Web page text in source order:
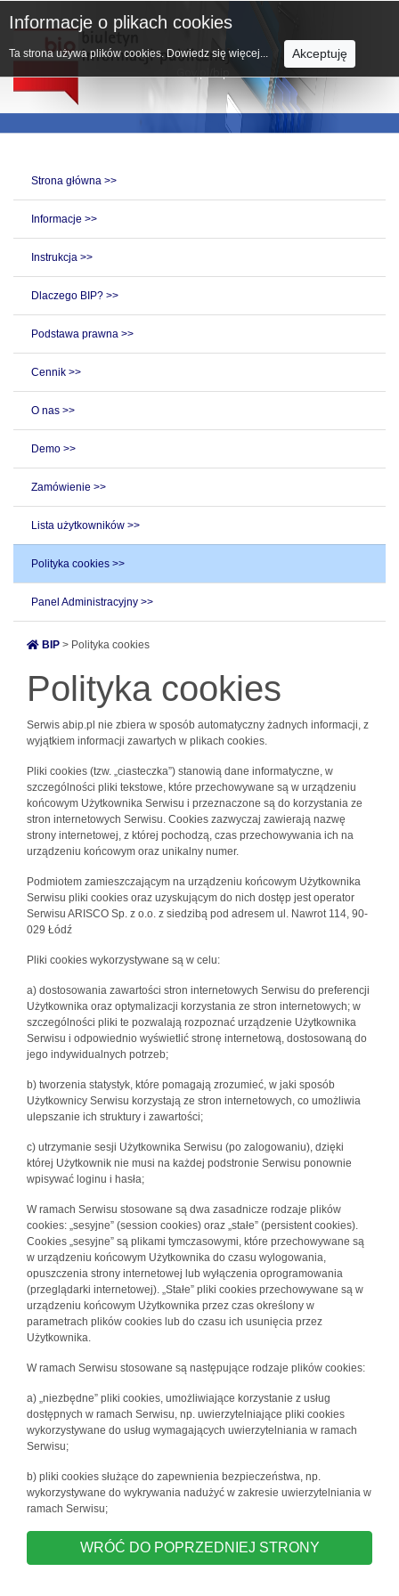
Strona główna >>
Informacje >>
Instrukcja >>
Dlaczego BIP? >>
Podstawa prawna >>
Cennik >>
O nas >>
Demo >>
Zamówienie >>
Lista użytkowników >>
Polityka cookies >>
Panel Administracyjny >>
BIP > Polityka cookies
Polityka cookies
Serwis abip.pl nie zbiera w sposób automatyczny żadnych informacji, z
wyjątkiem informacji zawartych w plikach cookies.
Pliki cookies (tzw. „ciasteczka”) stanowią dane informatyczne, w
szczególności pliki tekstowe, które przechowywane są w urządzeniu
końcowym Użytkownika Serwisu i przeznaczone są do korzystania ze
stron internetowych Serwisu. Cookies zazwyczaj zawierają nazwę
strony internetowej, z której pochodzą, czas przechowywania ich na
urządzeniu końcowym oraz unikalny numer.
Podmiotem zamieszczającym na urządzeniu końcowym Użytkownika
Serwisu pliki cookies oraz uzyskującym do nich dostęp jest operator
Serwisu ARISCO Sp. z o.o. z siedzibą pod adresem ul. Nawrot 114, 90-
029 Łódź
Pliki cookies wykorzystywane są w celu:
a) dostosowania zawartości stron internetowych Serwisu do preferencji
Użytkownika oraz optymalizacji korzystania ze stron internetowych; w
szczególności pliki te pozwalają rozpoznać urządzenie Użytkownika
Serwisu i odpowiednio wyświetlić stronę internetową, dostosowaną do
jego indywidualnych potrzeb;
b) tworzenia statystyk, które pomagają zrozumieć, w jaki sposób
Użytkownicy Serwisu korzystają ze stron internetowych, co umożliwia
ulepszanie ich struktury i zawartości;
c) utrzymanie sesji Użytkownika Serwisu (po zalogowaniu), dzięki
której Użytkownik nie musi na każdej podstronie Serwisu ponownie
wpisywać loginu i hasła;
W ramach Serwisu stosowane są dwa zasadnicze rodzaje plików
cookies: „sesyjne” (session cookies) oraz „stałe” (persistent cookies).
Cookies „sesyjne” są plikami tymczasowymi, które przechowywane są
w urządzeniu końcowym Użytkownika do czasu wylogowania,
opuszczenia strony internetowej lub wyłączenia oprogramowania
(przeglądarki internetowej). „Stałe” pliki cookies przechowywane są w
urządzeniu końcowym Użytkownika przez czas określony w
parametrach plików cookies lub do czasu ich usunięcia przez
Użytkownika.
W ramach Serwisu stosowane są następujące rodzaje plików cookies:
a) „niezbędne” pliki cookies, umożliwiające korzystanie z usług
dostępnych w ramach Serwisu, np. uwierzytelniające pliki cookies
wykorzystywane do usług wymagających uwierzytelniania w ramach
Serwisu;
b) pliki cookies służące do zapewnienia bezpieczeństwa, np.
wykorzystywane do wykrywania nadużyć w zakresie uwierzytelniania w
ramach Serwisu;
WRÓĆ DO POPRZEDNIEJ STRONY
Informacje o plikach cookies
Ta strona używa plików cookies. Dowiedz się więcej... Akceptuję